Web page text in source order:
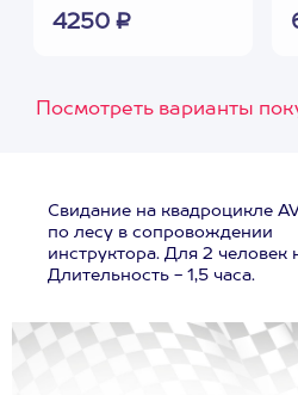
4250 ₽
Посмотреть варианты
Свидание на квадроцикле
по лесу в сопровождении
инструктора. Для 2 человек
Длительность - 1,5 часа.